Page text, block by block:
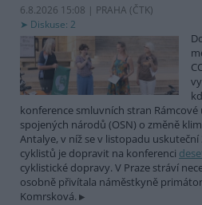
6.8.2026 15:08 | PRAHA (ČTK)
Diskuse: 2
konference smluvních stran
spojených národů (OSN) o změně
Antalye, v níž se v listopadu uskuteční
cyklistů je dopravit na konferenci
cyklistické dopravy. V Praze stráví
osobně přivítala náměstkyně
Komrsková.